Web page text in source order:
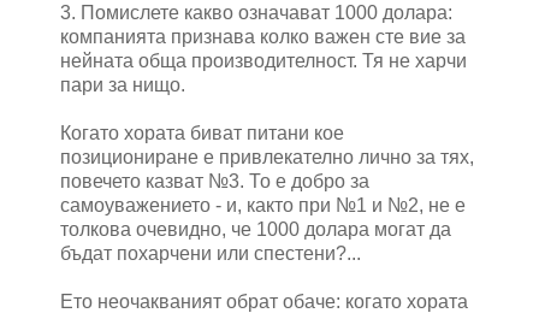
3. Помислете какво означават 1000 долара:
компанията признава колко важен сте вие за
нейната обща производителност. Тя не харчи
пари за нищо.
Когато хората биват питани кое
позициониране е привлекателно лично за тях,
повечето казват №3. То е добро за
самоуважението - и, както при №1 и №2, не е
толкова очевидно, че 1000 долара могат да
бъдат похарчени или спестени?...
Ето неочакваният обрат обаче: когато хората